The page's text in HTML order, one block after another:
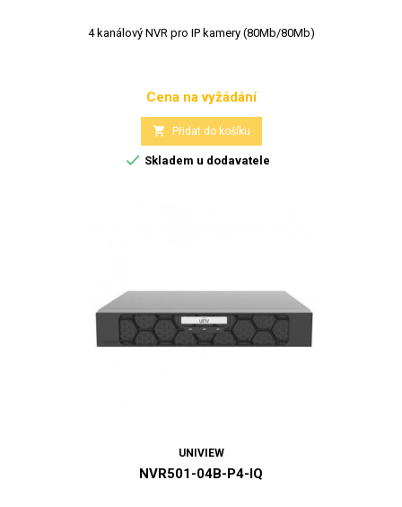
4 kanálový NVR pro IP kamery (80Mb/80Mb)
Cena
Cena na vyžádání
 Přidat do košíku
 Skladem u dodavatele
UNIVIEW
NVR501-04B-P4-IQ